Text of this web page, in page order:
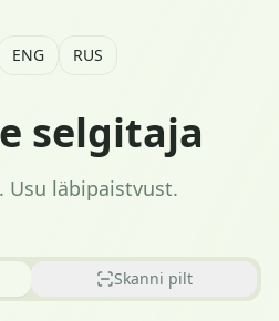
ENG RUS
selgitaja
Usu läbipaistvust.
Skanni pilt